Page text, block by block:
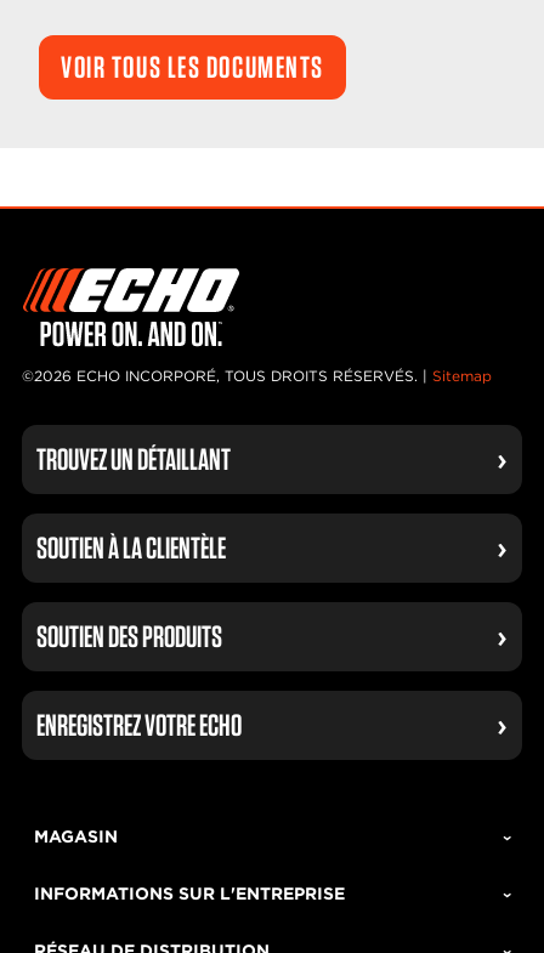
VOIR TOUS LES DOCUMENTS
©2026 ECHO INCORPORÉ, TOUS DROITS RÉSERVÉS. | Sitemap
TROUVEZ UN DÉTAILLANT
SOUTIEN À LA CLIENTÈLE
SOUTIEN DES PRODUITS
ENREGISTREZ VOTRE ECHO
MAGASIN
INFORMATIONS SUR L'ENTREPRISE